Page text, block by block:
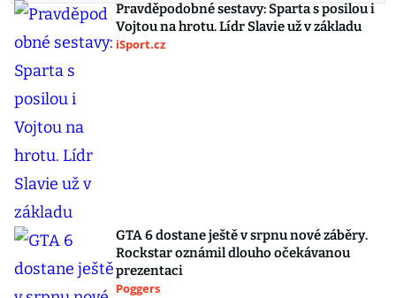
Pravděpodobné sestavy: Sparta s posilou i
Vojtou na hrotu. Lídr Slavie už v základu
iSport.cz
GTA 6 dostane ještě v srpnu nové záběry.
Rockstar oznámil dlouho očekávanou
prezentaci
Poggers